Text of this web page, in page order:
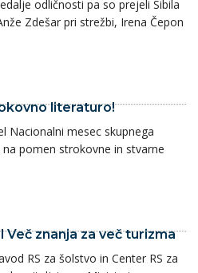
odličnosti pa so prejeli Sibila
Zdešar pri strežbi, Irena Čepon
literaturo!
Nacionalni mesec skupnega
pomen strokovne in stvarne
znanja za več turizma
RS za šolstvo in Center RS za